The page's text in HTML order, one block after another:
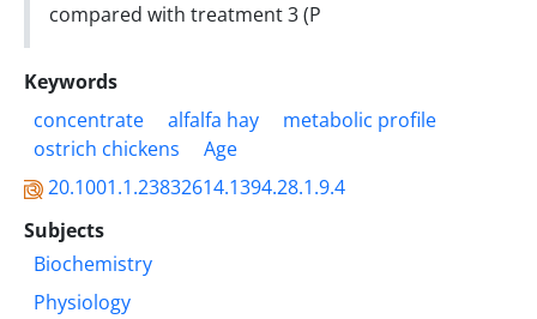
compared with treatment 3 (P
Keywords
concentrate
alfalfa hay
metabolic profile
ostrich chickens
Age
20.1001.1.23832614.1394.28.1.9.4
Subjects
Biochemistry
Physiology